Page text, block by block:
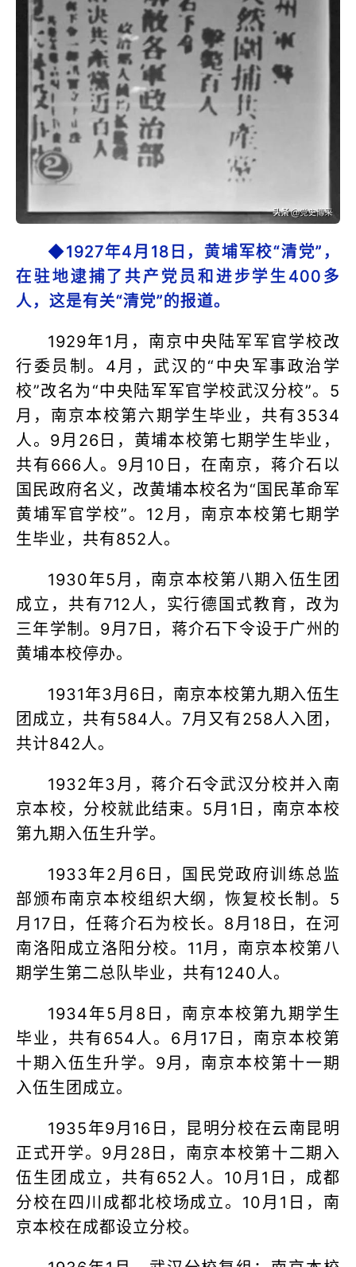
◆1927年4月18日，黄埔军校“清党”，
在驻地逮捕了共产党员和进步学生400多
人，这是有关“清党”的报道。
1929年1月，南京中央陆军军官学校改
行委员制。4月，武汉的“中央军事政治学
校”改名为“中央陆军军官学校武汉分校”。5
月，南京本校第六期学生毕业，共有3534
人。9月26日，黄埔本校第七期学生毕业，
共有666人。9月10日，在南京，蒋介石以
国民政府名义，改黄埔本校名为“国民革命军
黄埔军官学校”。12月，南京本校第七期学
生毕业，共有852人。
1930年5月，南京本校第八期入伍生团
成立，共有712人，实行德国式教育，改为
三年学制。9月7日，蒋介石下令设于广州的
黄埔本校停办。
1931年3月6日，南京本校第九期入伍生
团成立，共有584人。7月又有258人入团，
共计842人。
1932年3月，蒋介石令武汉分校并入南
京本校，分校就此结束。5月1日，南京本校
第九期入伍生升学。
1933年2月6日，国民党政府训练总监
部颁布南京本校组织大纲，恢复校长制。5
月17日，任蒋介石为校长。8月18日，在河
南洛阳成立洛阳分校。11月，南京本校第八
期学生第二总队毕业，共有1240人。
1934年5月8日，南京本校第九期学生
毕业，共有654人。6月17日，南京本校第
十期入伍生升学。9月，南京本校第十一期
入伍生团成立。
1935年9月16日，昆明分校在云南昆明
正式开学。9月28日，南京本校第十二期入
伍生团成立，共有652人。10月1日，成都
分校在四川成都北校场成立。10月1日，南
京本校在成都设立分校。